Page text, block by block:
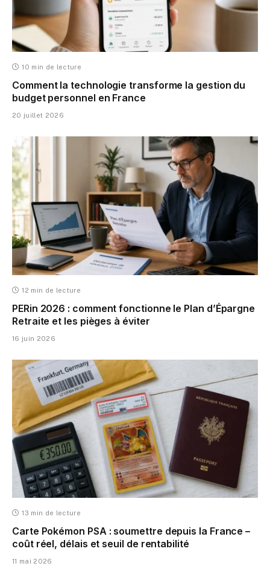
10 min de lecture
Comment la technologie transforme la gestion du
budget personnel en France
20 juillet 2026
12 min de lecture
PERin 2026 : comment fonctionne le Plan d’Épargne
Retraite et les pièges à éviter
16 juin 2026
13 min de lecture
Carte Pokémon PSA : soumettre depuis la France –
coût réel, délais et seuil de rentabilité
11 mai 2026